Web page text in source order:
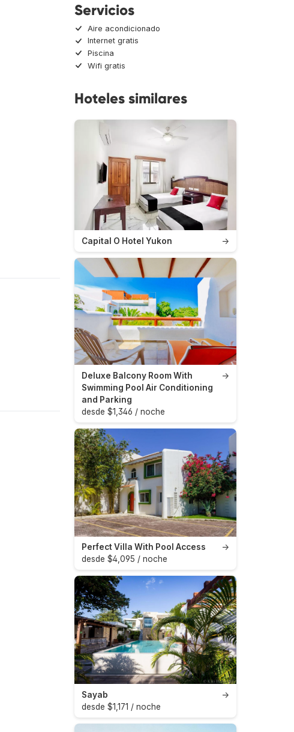
Servicios
Aire acondicionado
Internet gratis
Piscina
Wifi gratis
Hoteles similares
→
Capital O Hotel Yukon
→
Deluxe Balcony Room With
Swimming Pool Air Conditioning
and Parking
desde $1,346 / noche
→
Perfect Villa With Pool Access
desde $4,095 / noche
→
Sayab
desde $1,171 / noche